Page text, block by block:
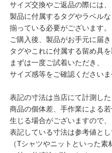
サイズ交換やご返品の際には、
製品に付属するタグやラベル
揃っている必要がございます。
ご購入後、製品がお手元に届
タグやこれに付属する留め具
まずは一度ご試着いただき、
サイズ感等をご確認くださいま
表記の寸法は当店にて計測した
商品の個体差、手作業による
生じる場合がございますので、
表記している寸法は参考値とし
（Tシャツやニットといった素